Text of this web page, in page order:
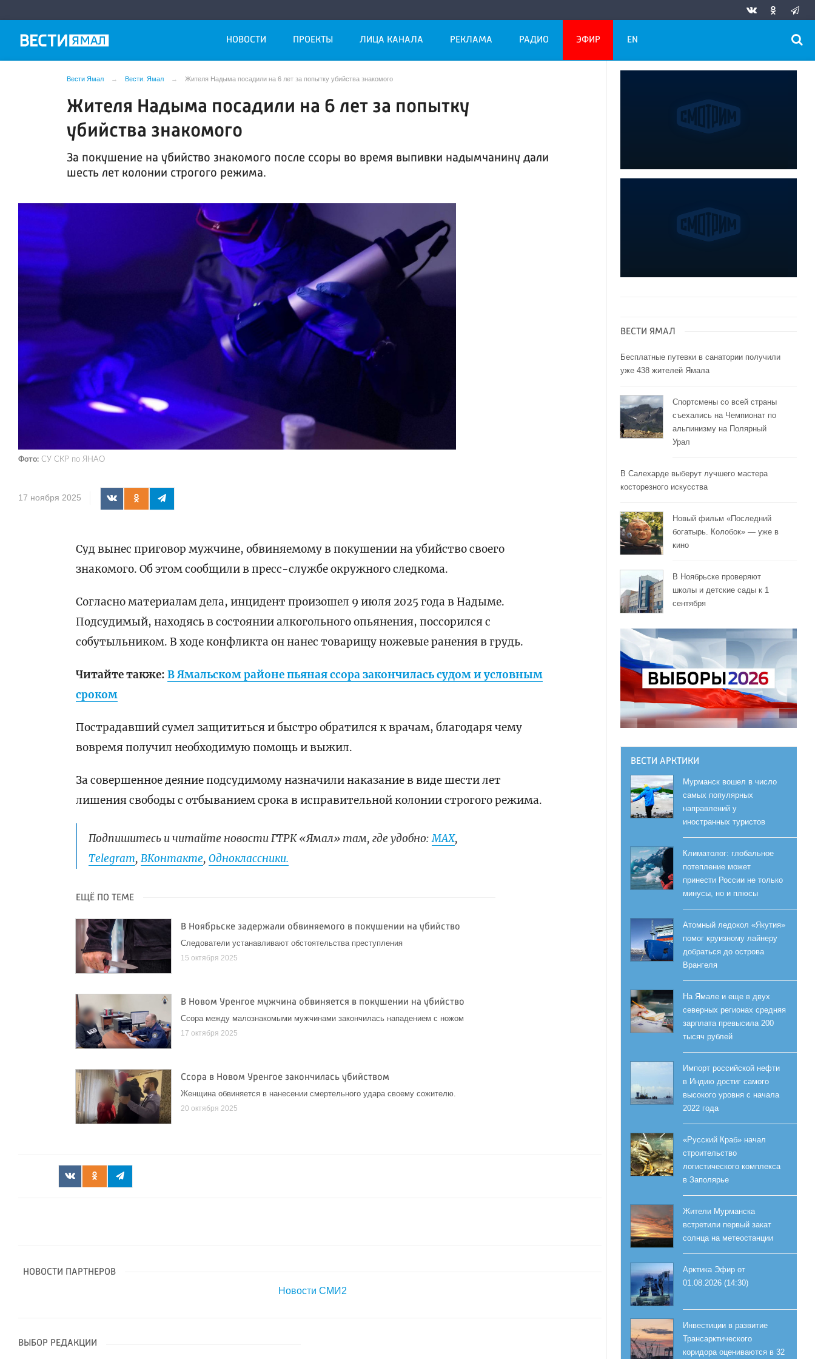
НОВОСТИ ПРОЕКТЫ ЛИЦА КАНАЛА РЕКЛАМА РАДИО ЭФИР EN
Вести Ямал Вести. Ямал Жителя Надыма посадили на 6 лет за попытку убийства знакомого
Жителя Надыма посадили на 6 лет за попытку
убийства знакомого
За покушение на убийство знакомого после ссоры во время выпивки надымчанину дали
шесть лет колонии строгого режима.
Фото: СУ СКР по ЯНАО
17 ноября 2025
Суд вынес приговор мужчине, обвиняемому в покушении на убийство своего
знакомого. Об этом сообщили в пресс-службе окружного следкома.
Согласно материалам дела, инцидент произошел 9 июля 2025 года в Надыме.
Подсудимый, находясь в состоянии алкогольного опьянения, поссорился с
собутыльником. В ходе конфликта он нанес товарищу ножевые ранения в грудь.
Читайте также:В Ямальском районе пьяная ссора закончилась судом и условным
сроком
Пострадавший сумел защититься и быстро обратился к врачам, благодаря чему
вовремя получил необходимую помощь и выжил.
За совершенное деяние подсудимому назначили наказание в виде шести лет
лишения свободы с отбыванием срока в исправительной колонии строгого режима.
Подпишитесь и читайте новости ГТРК «Ямал» там, где удобно:МАХ,
Telegram,ВКонтакте,Одноклассники.
ЕЩЁ ПО ТЕМЕ
В Ноябрьске задержали обвиняемого в покушении на убийство
Следователи устанавливают обстоятельства преступления
15 октября 2025
В Новом Уренгое мужчина обвиняется в покушении на убийство
Ссора между малознакомыми мужчинами закончилась нападением с ножом
17 октября 2025
Ссора в Новом Уренгое закончилась убийством
Женщина обвиняется в нанесении смертельного удара своему сожителю.
20 октября 2025
НОВОСТИ ПАРТНЕРОВ
Новости СМИ2
ВЫБОР РЕДАКЦИИ
ВЕСТИ ЯМАЛ
Бесплатные путевки в санатории получили
уже 438 жителей Ямала
Спортсмены со всей страны
съехались на Чемпионат по
альпинизму на Полярный
Урал
В Салехарде выберут лучшего мастера
косторезного искусства
Новый фильм «Последний
богатырь. Колобок» — уже в
кино
В Ноябрьске проверяют
школы и детские сады к 1
сентября
ВЕСТИ АРКТИКИ
Мурманск вошел в число
самых популярных
направлений у
иностранных туристов
Климатолог: глобальное
потепление может
принести России не только
минусы, но и плюсы
Атомный ледокол «Якутия»
помог круизному лайнеру
добраться до острова
Врангеля
На Ямале и еще в двух
северных регионах средняя
зарплата превысила 200
тысяч рублей
Импорт российской нефти
в Индию достиг самого
высокого уровня с начала
2022 года
«Русский Краб» начал
строительство
логистического комплекса
в Заполярье
Жители Мурманска
встретили первый закат
солнца на метеостанции
Арктика Эфир от
01.08.2026 (14:30)
Инвестиции в развитие
Трансарктического
коридора оцениваются в 32